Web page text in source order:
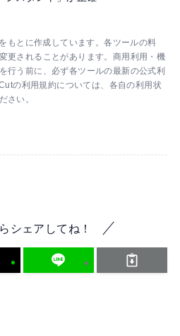
もとに作成しています。各ツールの料
更されることがあります。商用利用・機
行う前に、必ず各ツールの最新の公式利
の利用規約については、各自の利用状
さい。
シェアしてね！